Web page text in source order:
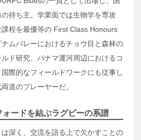
持ち主。学業面では生物学を専攻
課程を最優等の First Class Honours
ムバレーにおけるチョウ目と森林の
ド研究、パナマ運河周辺におけるコ
際的なフィールドワークにも従事し
道のプレーヤーだ。
ードを結ぶラグビーの系譜
深く、交流を語る上で欠かすことの